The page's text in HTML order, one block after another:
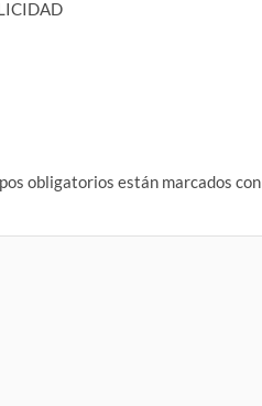
obligatorios están marcados con